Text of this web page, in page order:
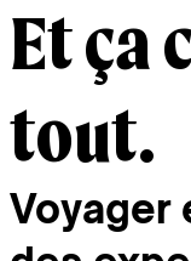
Et ça
tout.
Voyager